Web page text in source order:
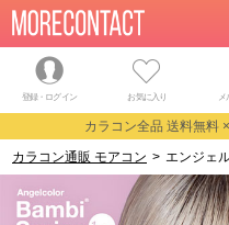
登録・ログイン お気に入り メ
カラコン全品 送料無料
カラコン通販 モアコン > エンジェ